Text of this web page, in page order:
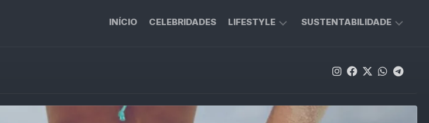
INÍCIO CELEBRIDADES LIFESTYLE
SAÚDE
SUSTENTABILIDADE
SUSTENTÁVEL
ABC